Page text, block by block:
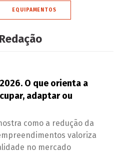
EQUIPAMENTOS
O que orienta a
adaptar ou
como a redução da
valoriza
no mercado